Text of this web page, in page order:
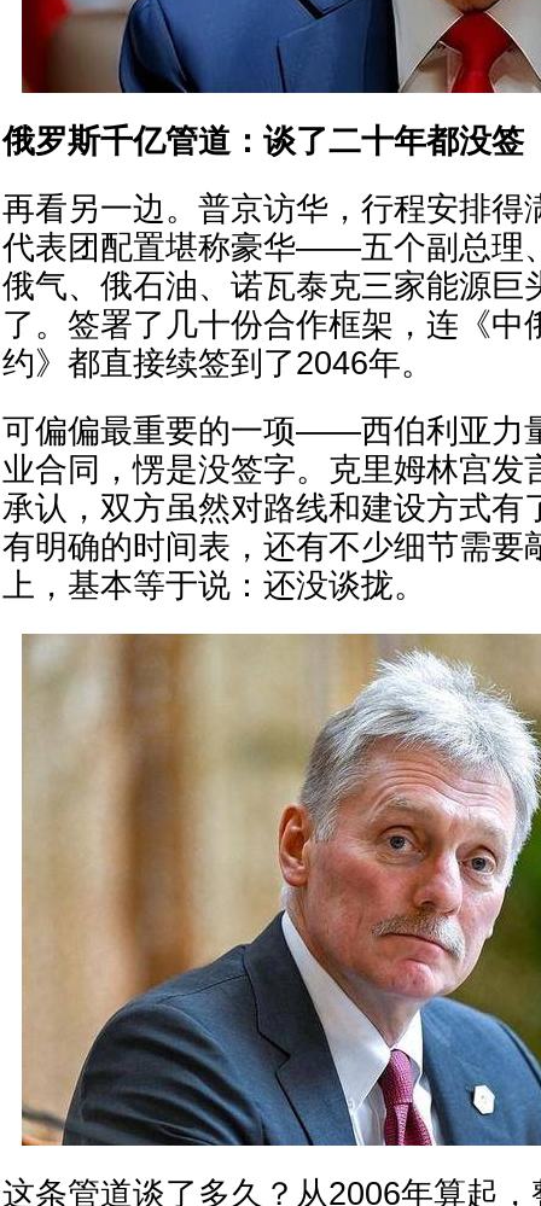
俄罗斯千亿管道：谈了二十年都没签
再看另一边。普京访华，行程安排得
代表团配置堪称豪华——五个副总理
俄气、俄石油、诺瓦泰克三家能源巨
了。签署了几十份合作框架，连《中
约》都直接续签到了2046年。
可偏偏最重要的一项——西伯利亚力
业合同，愣是没签字。克里姆林宫发
承认，双方虽然对路线和建设方式有
有明确的时间表，还有不少细节需要
上，基本等于说：还没谈拢。
这条管道谈了多久？从2006年算起